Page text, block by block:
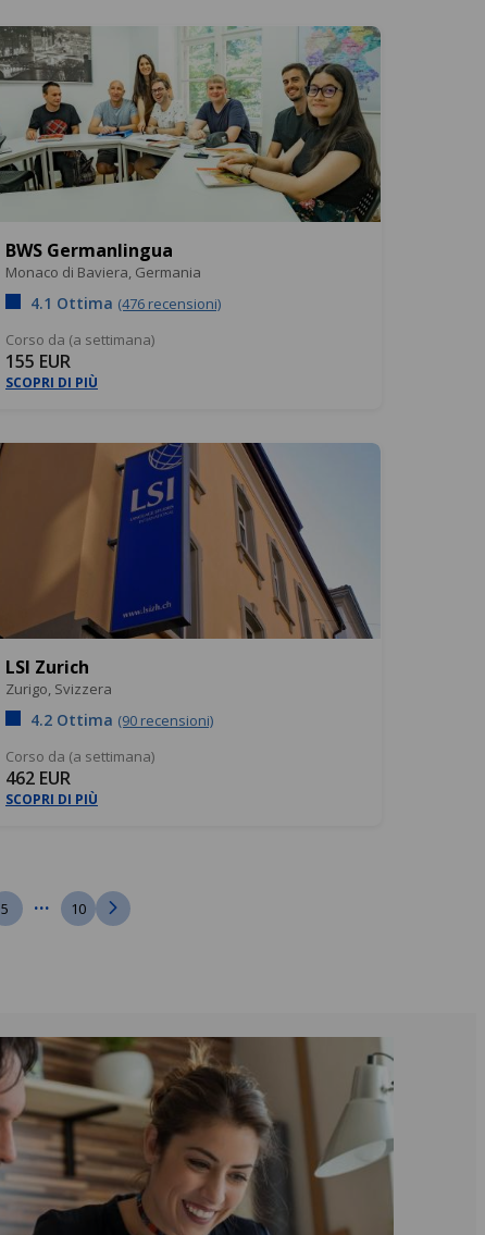
BWS Germanlingua
Monaco di Baviera, Germania
4.1 Ottima (476 recensioni)
Corso da (a settimana)
155 EUR
SCOPRI DI PIÙ
LSI Zurich
Zurigo, Svizzera
4.2 Ottima (90 recensioni)
Corso da (a settimana)
462 EUR
SCOPRI DI PIÙ
5 ... 10